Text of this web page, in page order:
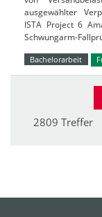
ausgewählter
ISTA Project 6
Schwungarm-
Bachelorarbeit
2809 Treffer